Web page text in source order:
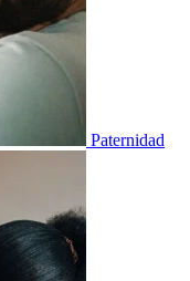
Paternidad